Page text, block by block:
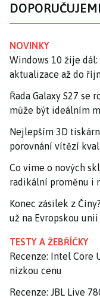
NOVINKY
Windows 10 žije
aktualizace až do
Řada Galaxy S27
může být ideálním
Nejlepším 3D
porovnání vítězí
Co víme o nových
radikální proměnu i
Konec zásilek z
už na Evropskou
TESTY A ŽEBŘÍČKY
Recenze: Intel Core
nízkou cenu
Recenze: JBL Live